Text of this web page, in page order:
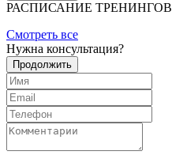
РАСПИСАНИЕ ТРЕНИНГОВ
Смотреть все
Нужна консультация?
Продолжить